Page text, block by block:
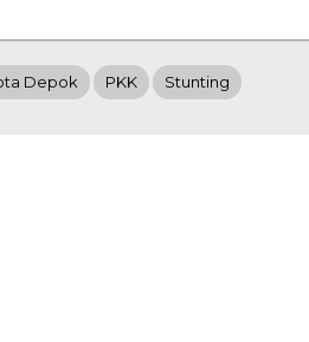
Depok PKK Stunting